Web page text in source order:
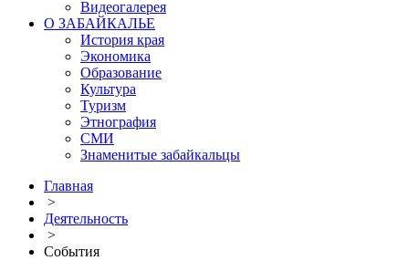
Видеогалерея
О ЗАБАЙКАЛЬЕ
История края
Экономика
Образование
Культура
Туризм
Этнография
СМИ
Знаменитые забайкальцы
Главная
>
Деятельность
>
События